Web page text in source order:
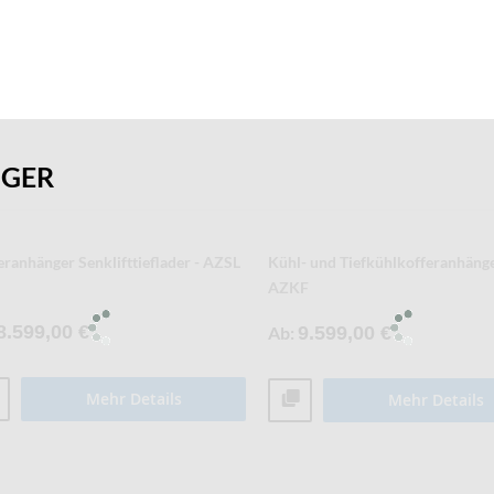
4.021,00 €
Mehr Details
4.593,00 €
Mehr Details